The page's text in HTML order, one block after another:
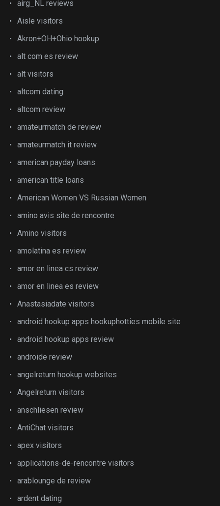
airg_NL reviews
Aisle visitors
Akron+OH+Ohio hookup
alt com es review
alt visitors
altcom dating
altcom review
amateurmatch de review
amateurmatch it review
american payday loans
american title loans
American Women VS Russian Women
amino avis site de rencontre
Amino visitors
amolatina es review
amor en linea cs review
amor en linea es review
Anastasiadate visitors
android hookup apps hookuphotties mobile site
android hookup apps review
androide review
angelreturn hookup websites
Angelreturn visitors
anschliesen review
AntiChat visitors
apex visitors
applications-de-rencontre visitors
arablounge de review
ardent dating